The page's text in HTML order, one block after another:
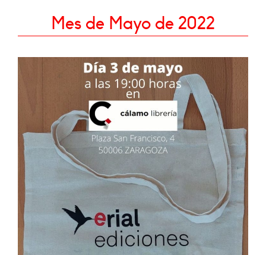
Mes de Mayo de 2022